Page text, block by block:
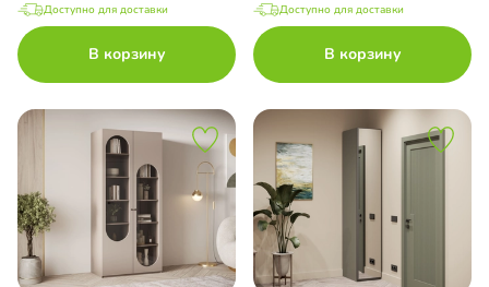
Доступно для доставки
В корзину
Доступно для доставки
В корзину